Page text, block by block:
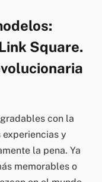
Square.
con la
y
la pena. Ya
memorables o